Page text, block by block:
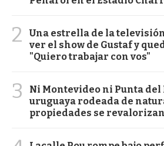
2
Una estrella de la
ver el show de Gustaf y
"Quiero trabajar con vos"
3
Ni Montevideo ni Punta del
uruguaya rodeada de
propiedades se revalorizan